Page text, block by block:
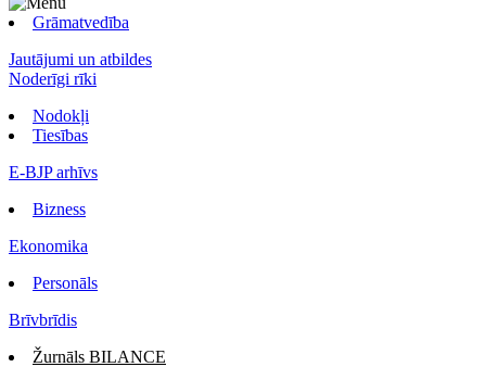
Grāmatvedība
Jautājumi un atbildes
Noderīgi rīki
Nodokļi
Tiesības
E-BJP arhīvs
Bizness
Ekonomika
Personāls
Brīvbrīdis
Žurnāls BILANCE